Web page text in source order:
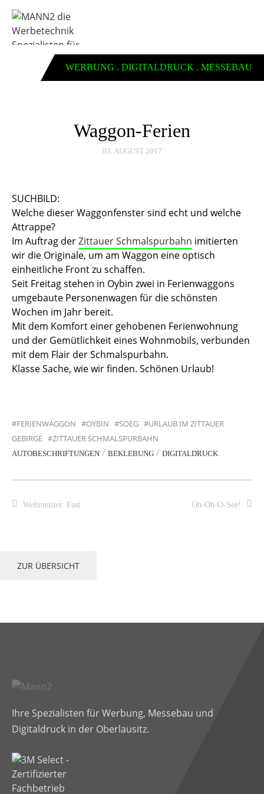
WERBUNG . DIGITALDRUCK . MESSEBAU
Waggon-Ferien
03. AUGUST 2017
SUCHBILD:
Welche dieser Waggonfenster sind echt und welche
Attrappe?
Im Auftrag derZittauer Schmalspurbahn imitierten
wir die Originale, um am Waggon eine optisch
einheitliche Front zu schaffen.
Seit Freitag stehen in Oybin zwei in Ferienwaggons
umgebaute Personenwagen für die schönsten
Wochen im Jahr bereit.
Mit dem Komfort einer gehobenen Ferienwohnung
und der Gemütlichkeit eines Wohnmobils, verbunden
mit dem Flair der Schmalspurbahn.
Klasse Sache, wie wir finden. Schönen Urlaub!
FERIENWAGGON OYBIN SOEG
URLAUB IM ZITTAUER
GEBIRGE
ZITTAUER SCHMALSPURBAHN
AUTOBESCHRIFTUNGEN / BEKLEBUNG / DIGITALDRUCK
Oh-Oh-O-See!
Weltmeister. Fast.
ZUR ÜBERSICHT
Ihre Spezialisten für Werbung, Messebau und
Digitaldruck in der Oberlausitz.